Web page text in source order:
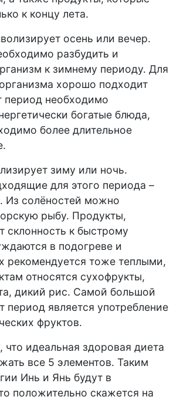
к концу лета.
осень или вечер.
разбудить и
к зимнему периоду. Для
хорошо подходит
период необходимо
богатые блюда,
более длительное
зиму или ночь.
для этого периода –
Из солёностей можно
рыбу. Продукты,
склонность к быстрому
в подогреве и
рекомендуется тоже теплыми,
относятся сухофрукты,
дикий рис. Самой большой
период является употребление
фруктов.
что идеальная здоровая диета
все 5 элементов. Таким
Инь и Янь будут в
положительно скажется на